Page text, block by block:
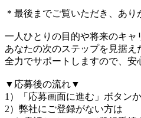
＊最後までご覧いただき、あり
一人ひとりの目的や将来のキャ
あなたの次のステップを見据え
全力でサポートしますので、
▼応募後の流れ▼
1）「応募画面に進む」ボタン
2）弊社にご登録がない方は